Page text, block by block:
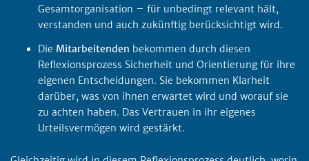
Gesamtorganisation – für unbedingt relevant hält,
verstanden und auch zukünftig berücksichtigt wird.
Die Mitarbeitenden bekommen durch diesen
Reflexionsprozess Sicherheit und Orientierung für ihre
eigenen Entscheidungen. Sie bekommen Klarheit
darüber, was von ihnen erwartet wird und worauf sie
zu achten haben. Das Vertrauen in ihr eigenes
Urteilsvermögen wird gestärkt.